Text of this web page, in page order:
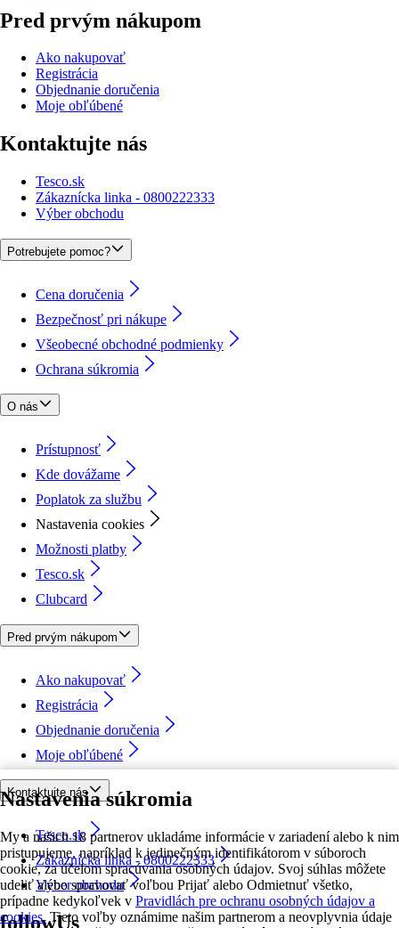
Nastavenia súkromia
My a našich 18 partnerov ukladáme informácie v zariadení alebo k nim
pristupujeme, napríklad k jedinečným identifikátorom v súboroch
cookie, za účelom spracúvania osobných údajov. Svoj súhlas môžete
udeliť alebo spravovať voľbou Prijať alebo Odmietnuť všetko,
prípadne kedykoľvek v Pravidlách pre ochranu osobných údajov a
cookies. Tieto voľby oznámime našim partnerom a neovplyvnia údaje
Pred prvým nákupom
Ako nakupovať
Registrácia
Objednanie doručenia
Moje obľúbené
Kontaktujte nás
Tesco.sk
Zákaznícka linka - 0800222333
Výber obchodu
Potrebujete pomoc?
Cena doručenia
Bezpečnosť pri nákupe
Všeobecné obchodné podmienky
Ochrana súkromia
O nás
Prístupnosť
Kde dovážame
Poplatok za službu
Nastavenia cookies
Možnosti platby
Tesco.sk
Clubcard
Pred prvým nákupom
Ako nakupovať
Registrácia
Objednanie doručenia
Moje obľúbené
Kontaktujte nás
Tesco.sk
Zákaznícka linka - 0800222333
Výber obchodu
followUs